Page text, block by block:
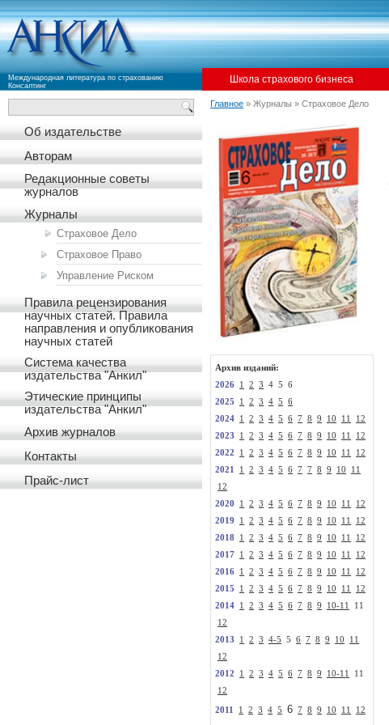
Международная литература по страхованию
Консалтинг
Школа страхового бизнеса
Об издательстве
Авторам
Редакционные советы
журналов
Журналы
Страховое Дело
Страховое Право
Управление Риском
Правила рецензирования
научных статей. Правила
направления и опубликования
научных статей
Система качества
издательства "Анкил"
Этические принципы
издательства "Анкил"
Архив журналов
Контакты
Прайс-лист
Главное » Журналы » Страховое Дело
Архив изданий:
2026
1 2 3 4 5 6
2025
1 2 3 4 5
6
2024
1 2 3 4 5 6 7 8 9 10 11
12
2023
1 2 3 4 5 6 7 8 9 10 11
12
2022
1 2 3 4 5 6 7 8 9 10 11
12
2021
1 2 3 4 5 6 7 7 8 9 10
11
12
2020
1 2 3 4 5 6 7 8 9 10 11
12
2019
1 2 3 4 5 6 7 8 9 10 11
12
2018
1 2 3 4 5 6 7 8 9 10 11
12
2017
1 2 3 4 5 6 7 8 9 10 11
12
2016
1 2 3 4 5 6 7 8 9 10 11
12
2015
1 2 3 4 5 6 7 8 9 10 11
12
2014
1 2 3 4 5 6 7 8 9 10-11
11
12
2013
1 2 3 4-5 5 6 7 8 9 10
11
12
2012
1 2 3 4 5 6 7 8 9 10-11
11
12
2011 1 2 3 4 5 6 7 8 9 10 11 12